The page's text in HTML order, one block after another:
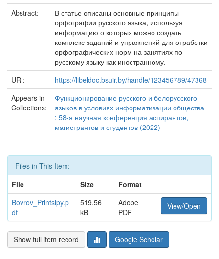
Abstract:
В статье описаны основные принципы
орфографии русского языка, используя
информацию о которых можно создать
комплекс заданий и упражнений для отработки
орфографических норм на занятиях по
русскому языку как иностранному.
URI:
https://libeldoc.bsuir.by/handle/123456789/47368
Appears in
Collections:
Функционирование русского и белорусского
языков в условиях информатизации общества
: 58-я научная конференция аспирантов,
магистрантов и студентов (2022)
Files in This Item:
File
Size
Format
Bovrov_Printsipy.p
df
519.56
kB
Adobe
PDF
View/Open
Show full item record Google Scholar